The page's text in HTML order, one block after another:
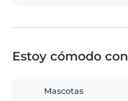
Estoy cómodo con
Mascotas